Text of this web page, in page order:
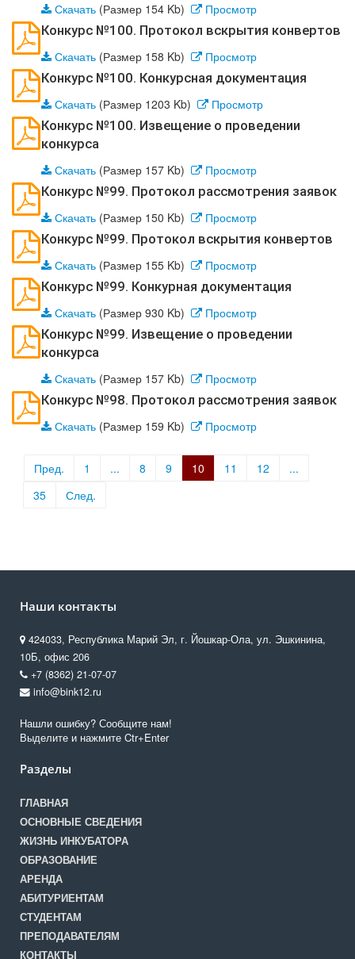
Скачать (Размер 154 Kb)
Просмотр
Конкурс №100. Протокол вскрытия конвертов
Скачать (Размер 158 Kb)
Просмотр
Конкурс №100. Конкурсная документация
Скачать (Размер 1203 Kb)
Просмотр
Конкурс №100. Извещение о проведении
конкурса
Скачать (Размер 157 Kb)
Просмотр
Конкурс №99. Протокол рассмотрения заявок
Скачать (Размер 150 Kb)
Просмотр
Конкурс №99. Протокол вскрытия конвертов
Скачать (Размер 155 Kb)
Просмотр
Конкурс №99. Конкурная документация
Скачать (Размер 930 Kb)
Просмотр
Конкурс №99. Извещение о проведении
конкурса
Скачать (Размер 157 Kb)
Просмотр
Конкурс №98. Протокол рассмотрения заявок
Скачать (Размер 159 Kb) Просмотр
Пред. 1 ... 8 9 10 11 12
...
35
След.
Наши контакты
424033, Республика Марий Эл, г. Йошкар-Ола, ул. Эшкинина,
10Б, офис 206
+7 (8362) 21-07-07
info@bink12.ru
Нашли ошибку? Сообщите нам!
Выделите и нажмите Ctr+Enter
Разделы
ГЛАВНАЯ
ОСНОВНЫЕ СВЕДЕНИЯ
ЖИЗНЬ ИНКУБАТОРА
ОБРАЗОВАНИЕ
АРЕНДА
АБИТУРИЕНТАМ
СТУДЕНТАМ
ПРЕПОДАВАТЕЛЯМ
КОНТАКТЫ